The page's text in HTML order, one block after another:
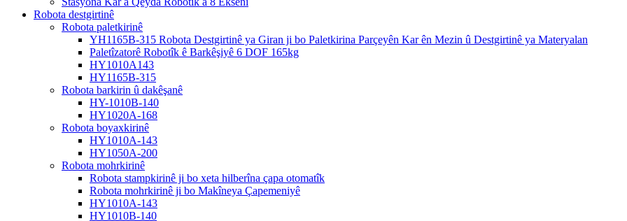
Robota destgirtinê
Robota paletkirinê
YH1165B-315 Robota Destgirtinê ya Giran ji bo Paletkirina Parçeyên Kar ên Mezin û Destgirtinê ya Materyalan
Paletîzatorê Robotîk ê Barkêşiyê 6 DOF 165kg
HY1010A143
HY1165B-315
Robota barkirin û dakêşanê
HY-1010B-140
HY1020A-168
Robota boyaxkirinê
HY1010A-143
HY1050A-200
Robota mohrkirinê
Robota stampkirinê ji bo xeta hilberîna çapa otomatîk
Robota mohrkirinê ji bo Makîneya Çapemeniyê
HY1010A-143
HY1010B-140